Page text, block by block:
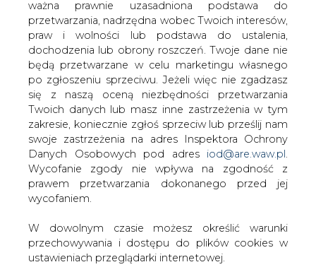
będą przetwarzane w celu marketingu własnego
po zgłoszeniu sprzeciwu. Jeżeli więc nie zgadzasz
się z naszą oceną niezbędności przetwarzania
Twoich danych lub masz inne zastrzeżenia w tym
zakresie, koniecznie zgłoś sprzeciw lub prześlij nam
swoje zastrzeżenia na adres Inspektora Ochrony
Danych Osobowych pod adresiod@are.waw.pl.
Wycofanie zgody nie wpływa na zgodność z
prawem przetwarzania dokonanego przed jej
wycofaniem.
W dowolnym czasie możesz określić warunki
przechowywania i dostępu do plików cookies w
ustawieniach przeglądarki internetowej.
Jeśli zgadzasz się na wykorzystanie technologii
plików cookies wystarczy kliknąć poniższy przycisk
„Przejdź do serwisu”.